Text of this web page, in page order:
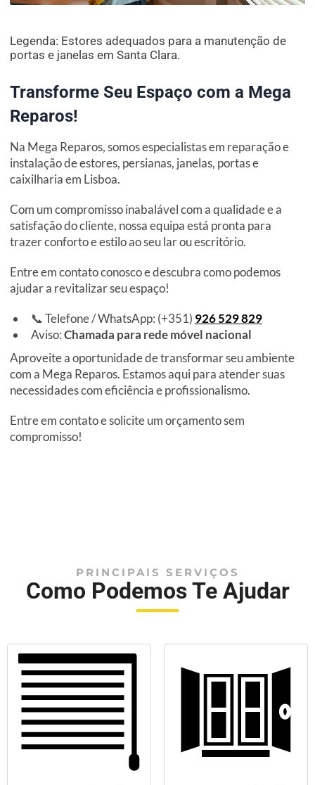
Legenda: Estores adequados para a manutenção de
portas e janelas em Santa Clara.
Transforme Seu Espaço com a Mega
Reparos!
Na Mega Reparos, somos especialistas em reparação e
instalação de estores, persianas, janelas, portas e
caixilharia em Lisboa.
Com um compromisso inabalável com a qualidade e a
satisfação do cliente, nossa equipa está pronta para
trazer conforto e estilo ao seu lar ou escritório.
Entre em contato conosco e descubra como podemos
ajudar a revitalizar seu espaço!
📞 Telefone / WhatsApp: (+351) 926 529 829
Aviso:Chamada para rede móvel nacional
Aproveite a oportunidade de transformar seu ambiente
com a Mega Reparos. Estamos aqui para atender suas
necessidades com eficiência e profissionalismo.
Entre em contato e solicite um orçamento sem
compromisso!
PRINCIPAIS SERVIÇOS
Como Podemos Te Ajudar